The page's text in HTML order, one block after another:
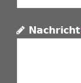
Nachricht